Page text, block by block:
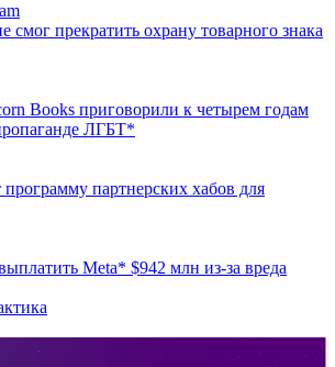
смог прекратить охрану товарного знака
Books приговорили к четырем годам
ЛГБТ*
программу партнерских хабов для
Meta* $942 млн из-за вреда